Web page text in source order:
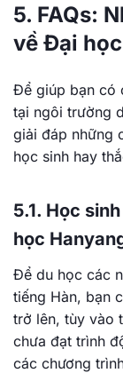
5. FAQs:
về Đại
Để giúp bạn có
tại ngôi trường
giải đáp những
học sinh hay
5.1. Học
học
Để du học các
tiếng Hàn, bạn
trở lên, tùy vào
chưa đạt trình
các chương